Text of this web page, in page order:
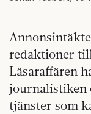
redaktioner
Läsaraffären
journalistiken
tjänster som